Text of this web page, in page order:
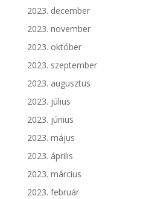
2023. december
2023. november
2023. október
2023. szeptember
2023. augusztus
2023. július
2023. június
2023. május
2023. április
2023. március
2023. február